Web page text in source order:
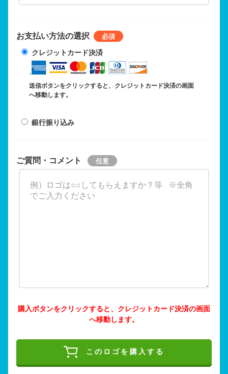
お支払い方法の選択
クレジットカード決済
送信ボタンをクリックすると、クレジットカード決済の画面
へ移動します。
銀行振り込み
ご質問・コメント
購入ボタンをクリックすると、クレジットカード決済の画面
へ移動します。
このロゴを購入する